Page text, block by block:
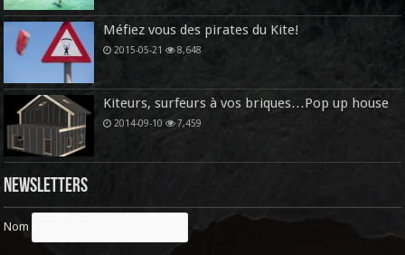
Méfiez vous des pirates du Kite!
2015-05-21 8,648
Kiteurs, surfeurs à vos briques…Pop up house
2014-09-10 7,459
Newsletters
Nom